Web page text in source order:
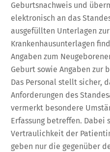
Geburtsnachweis und
elektronisch an das
ausgefüllten Unterlagen
Krankenhausunterlagen
Angaben zum
Geburt sowie Angaben zur
Das Personal stellt sicher,
Anforderungen des
vermerkt besondere
Erfassung betreffen. Dabei
Vertraulichkeit der
geben nur die gegenüber